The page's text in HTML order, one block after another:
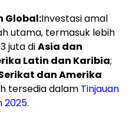
Global:Investasi amal
utama, termasuk lebih
juta diAsia dan
Latin dan Karibia;
dan Amerika
tersedia dalam Tinjauan
2025.